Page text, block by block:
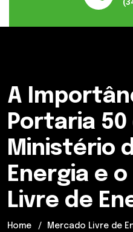
A
Portaria 50
Ministério
Energia e
Livre de
Home
Mercado Livre de